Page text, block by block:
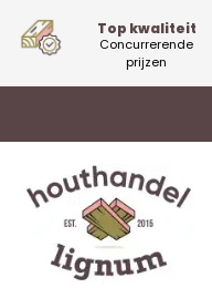
Top kwaliteit
Concurrerende
prijzen